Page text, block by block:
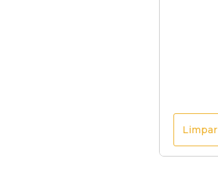
Limpar